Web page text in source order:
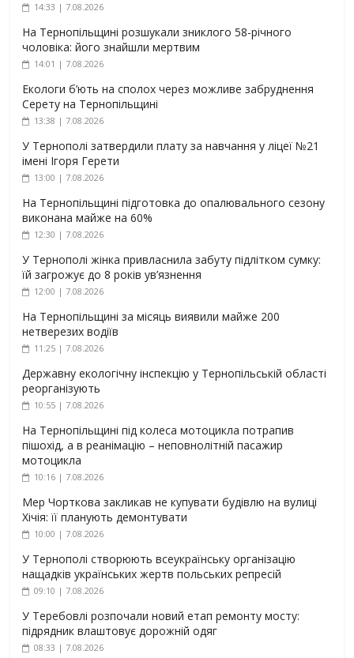
14:33 | 7.08.2026
На Тернопільщині розшукали зниклого 58-річного
чоловіка: його знайшли мертвим
14:01 | 7.08.2026
Екологи б’ють на сполох через можливе забруднення
Серету на Тернопільщині
13:38 | 7.08.2026
У Тернополі затвердили плату за навчання у ліцеї №21
імені Ігоря Герети
13:00 | 7.08.2026
На Тернопільщині підготовка до опалювального сезону
виконана майже на 60%
12:30 | 7.08.2026
У Тернополі жінка привласнила забуту підлітком сумку:
їй загрожує до 8 років ув’язнення
12:00 | 7.08.2026
На Тернопільщині за місяць виявили майже 200
нетверезих водіїв
11:25 | 7.08.2026
Державну екологічну інспекцію у Тернопільській області
реорганізують
10:55 | 7.08.2026
На Тернопільщині під колеса мотоцикла потрапив
пішохід, а в реанімацію – неповнолітній пасажир
мотоцикла
10:16 | 7.08.2026
Мер Чорткова закликав не купувати будівлю на вулиці
Хічія: її планують демонтувати
10:00 | 7.08.2026
У Тернополі створюють всеукраїнську організацію
нащадків українських жертв польських репресій
09:10 | 7.08.2026
У Теребовлі розпочали новий етап ремонту мосту:
підрядник влаштовує дорожній одяг
08:33 | 7.08.2026